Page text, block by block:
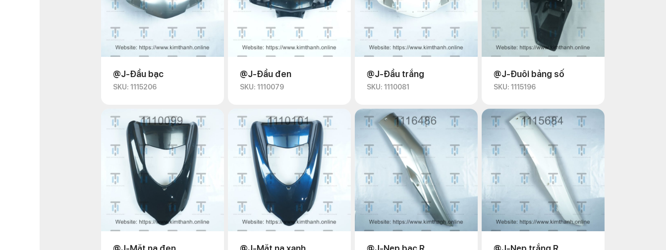
@J-Đầu bạc
SKU: 1115206
@J-Đầu đen
SKU: 1110079
@J-Đầu trắng
SKU: 1110081
@J-Đuôi bảng số
SKU: 1115196